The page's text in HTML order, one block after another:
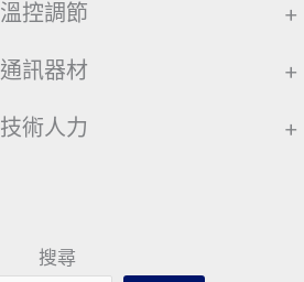
溫控調節 +
通訊器材 +
技術人力 +
搜尋